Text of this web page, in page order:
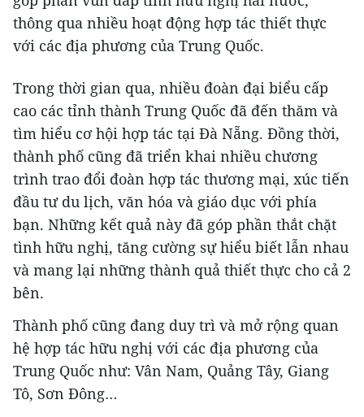
thông qua nhiều hoạt động hợp tác thiết thực
với các địa phương của Trung Quốc.
Trong thời gian qua, nhiều đoàn đại biểu cấp
cao các tỉnh thành Trung Quốc đã đến thăm và
tìm hiểu cơ hội hợp tác tại Đà Nẵng. Đồng thời,
thành phố cũng đã triển khai nhiều chương
trình trao đổi đoàn hợp tác thương mại, xúc tiến
đầu tư du lịch, văn hóa và giáo dục với phía
bạn. Những kết quả này đã góp phần thắt chặt
tình hữu nghị, tăng cường sự hiểu biết lẫn nhau
và mang lại những thành quả thiết thực cho cả 2
bên.
Thành phố cũng đang duy trì và mở rộng quan
hệ hợp tác hữu nghị với các địa phương của
Trung Quốc như: Vân Nam, Quảng Tây, Giang
Tô, Sơn Đông…